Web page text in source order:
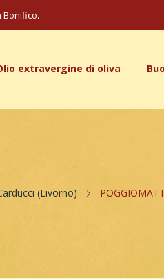
Bonifico.
extravergine di oliva
(Livorno)